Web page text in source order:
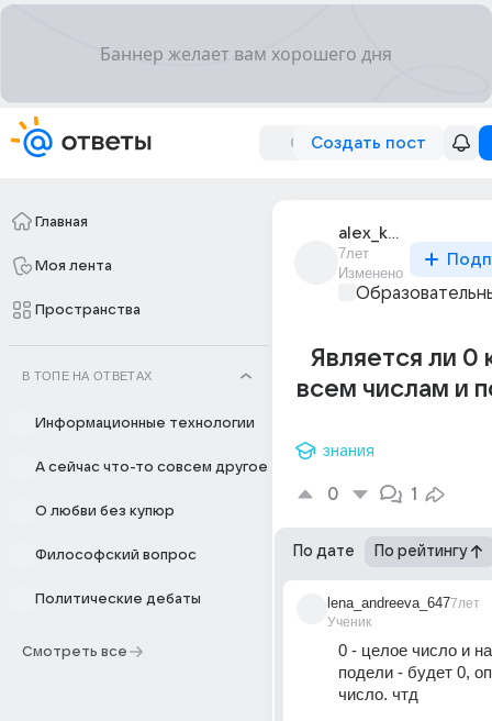
Создать пост
Главная
Моя лента
Пространства
В ТОПЕ НА ОТВЕТАХ
Информационные технологии
А сейчас что-то совсем другое
О любви без купюр
Философский вопрос
Политические дебаты
Смотреть все
alex_kushakov_2
7лет
Изменено
Является ли 0
всем числам и
знания
0 1
По дате По рейтингу
lena_andreeva_647
Ученик
7лет
0 - целое число и
подели - будет 0,
число. чтд